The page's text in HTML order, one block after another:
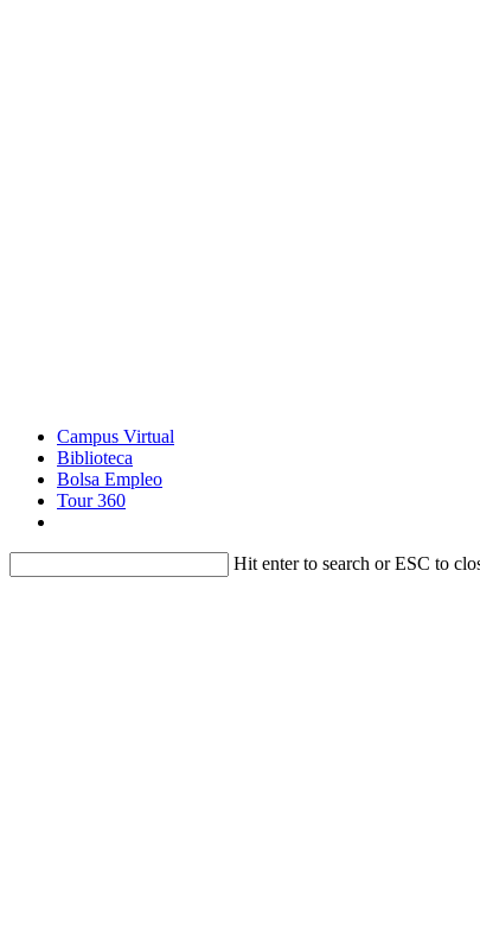
Campus Virtual
Biblioteca
Bolsa Empleo
Tour 360
Hit enter to search or ESC to